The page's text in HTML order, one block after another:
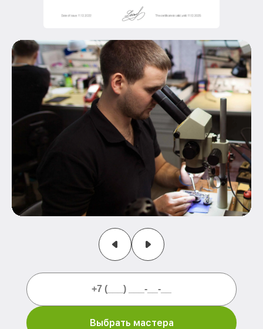
Выбрать мастера